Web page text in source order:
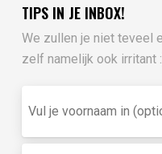
TIPS IN JE INBOX!
We zullen je niet teveel
zelf namelijk ook irritant
je
in